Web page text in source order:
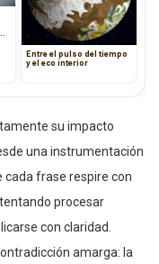
Entre el pulso del tiempo
y el eco interior
su impacto
una instrumentación
frase respire con
procesar
con claridad.
amarga: la